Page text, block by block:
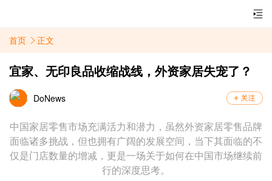
首页 正文
宜家、无印良品收缩战线，外资家居失宠了？
DoNews
中国家居零售市场充满活力和潜力，虽然外资家居零售品牌
面临诸多挑战，但也拥有广阔的发展空间，当下其面临的不
仅是门店数量的增减，更是一场关于如何在中国市场继续前
行的深度思考。